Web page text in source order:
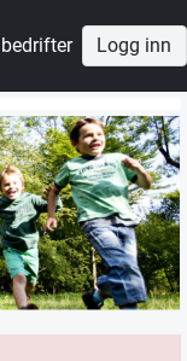
bedrifter Logg inn